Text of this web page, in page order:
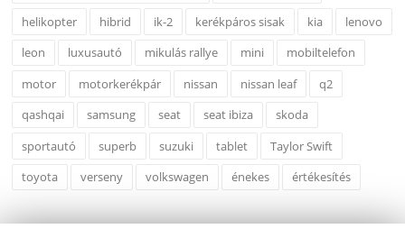
helikopter
hibrid ik-2 kerékpáros sisak kia
lenovo
leon
luxusautó mikulás rallye mini
mobiltelefon
motor
motorkerékpár nissan nissan leaf
q2
qashqai
samsung seat seat ibiza
skoda
sportautó
superb suzuki tablet
Taylor Swift
toyota
verseny volkswagen énekes értékesítés